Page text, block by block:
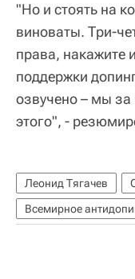
"Но и стоять на
виноваты. Три-
права, накажите
поддержки
озвучено – мы за
этого", -
Леонид Тягачев
Всемирное